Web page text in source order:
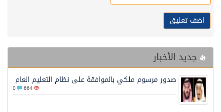
جديد الأخبار
صدور مرسوم ملكي بالموافقة على نظام التعليم العام
664